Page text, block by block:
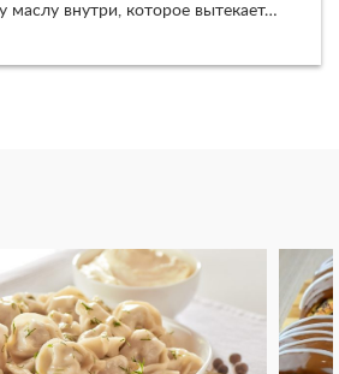
маслу внутри, которое вытекает…